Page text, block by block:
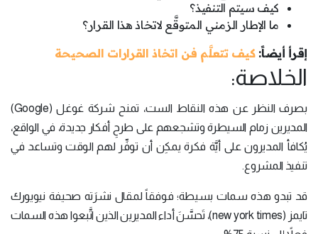
كيف سيتم التنفيذ؟
ما الإطار الزمني المتوقَّع لاتخاذ هذا القرار؟
إقرأ أيضاً:كيف تتعلَّم فن اتخاذ القرارات الصحيحة
الخلاصة:
بصرف النظر عن هذه النقاط الست، تمنح شركة غوغل (Google)
المديرين زمام السيطرة وتشجعهم على طرحِ أفكار جديدة، في الواقع،
يُكافأ المديرون على أيَّة فكرة يمكِن أن توفِّر لهم الوقت وتساعد في
تنفيذ المشروع.
قد تبدو هذه سمات بسيطة؛ فوفقاً لمقال نشرَته صحيفة نيويورك
تايمز (new york times)، تَحسَّنَ أداء المديرين الذين اتَّبعوا هذه السمات